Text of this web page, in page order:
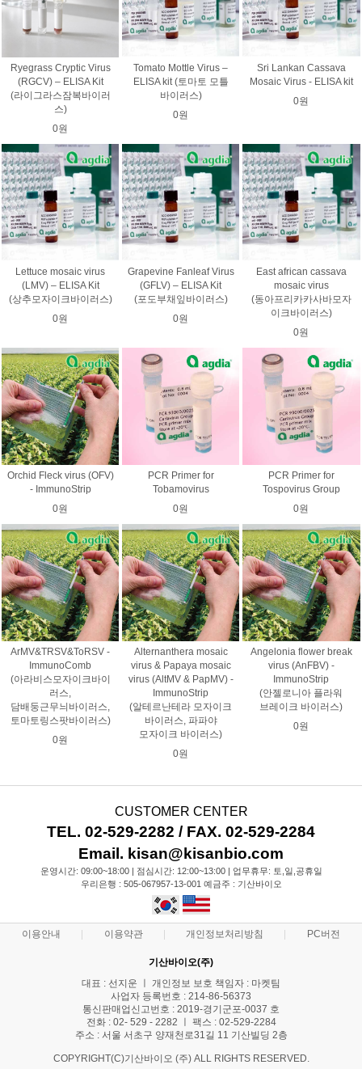
Ryegrass Cryptic Virus
(RGCV) – ELISA Kit
(라이그라스잠복바이러
스)
0원
Tomato Mottle Virus –
ELISA kit (토마토 모틀
바이러스)
0원
Sri Lankan Cassava
Mosaic Virus - ELISA kit
0원
Lettuce mosaic virus
(LMV) – ELISA Kit
(상추모자이크바이러스)
0원
Grapevine Fanleaf Virus
(GFLV) – ELISA Kit
(포도부채잎바이러스)
0원
East african cassava
mosaic virus
(동아프리카카사바모자
이크바이러스)
0원
Orchid Fleck virus (OFV)
- ImmunoStrip
0원
PCR Primer for
Tobamovirus
0원
PCR Primer for
Tospovirus Group
0원
ArMV&TRSV&ToRSV -
ImmunoComb
(아라비스모자이크바이
러스,
담배둥근무늬바이러스,
토마토링스팟바이러스)
0원
Alternanthera mosaic
virus & Papaya mosaic
virus (AltMV & PapMV) -
ImmunoStrip
(알테르난테라 모자이크
바이러스, 파파야
모자이크 바이러스)
0원
Angelonia flower break
virus (AnFBV) -
ImmunoStrip
(안젤로니아 플라워
브레이크 바이러스)
0원
CUSTOMER CENTER
TEL. 02-529-2282 / FAX. 02-529-2284
Email. kisan@kisanbio.com
운영시간: 09:00~18:00 | 점심시간: 12:00~13:00 | 업무휴무: 토,일,공휴일
우리은행 : 505-067957-13-001 예금주 : 기산바이오
이용안내 이용약관 개인정보처리방침 PC버전
기산바이오(주)
대표 : 선지운 ㅣ 개인정보 보호 책임자 : 마켓팀
사업자 등록번호 : 214-86-56373
통신판매업신고번호 : 2019-경기군포-0037 호
전화 : 02- 529 - 2282 ㅣ 팩스 : 02-529-2284
주소 : 서울 서초구 양재천로31길 11 기산빌딩 2층
COPYRIGHT(C)기산바이오 (주) ALL RIGHTS RESERVED.